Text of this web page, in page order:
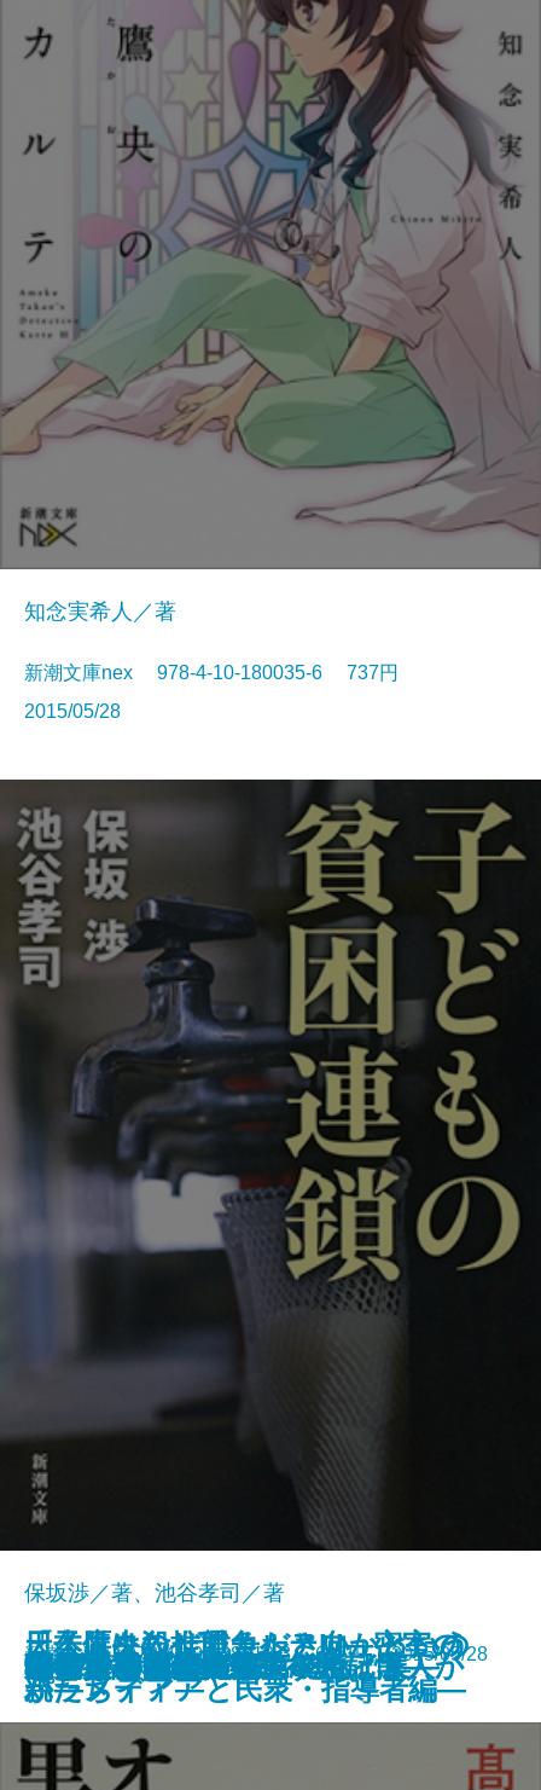
日本人はなぜ戦争へと向かったの
か―メディアと民衆・指導者編―
リカーシブル
「子供を殺してください」という
親たち
母性
ジャイロスコープ
ボヴァリー夫人
風と共に去りぬ 第4巻
その白さえ嘘だとしても
天久鷹央の推理カルテIII―密室の
パラノイア―
知念実希人／著
新潮文庫nex 978-4-10-180035-6 737円
2015/05/28
子どもの貧困連鎖
保坂渉／著、池谷孝司／著
新潮文庫 978-4-10-138712-3 605円 2015/05/28
変見自在 オバマ大統領は黒人か
もたない男
不愉快な本の続編
赦す人―団鬼六伝―
河合隼雄自伝―未来への記憶―
管見妄語 卑怯を映す鏡
3652―伊坂幸太郎エッセイ集―
ちょうちんそで
噂の女
風と共に去りぬ 第3巻